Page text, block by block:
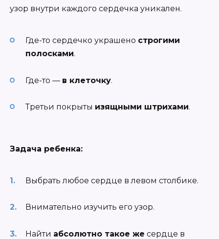
узор внутри каждого сердечка уникален.
Где-то сердечко украшено строгими
полосками.
Где-то — в клеточку.
Третьи покрыты изящными штрихами.
Задача ребенка:
Выбрать любое сердце в левом столбике.
Внимательно изучить его узор.
Найти абсолютно такое же сердце в